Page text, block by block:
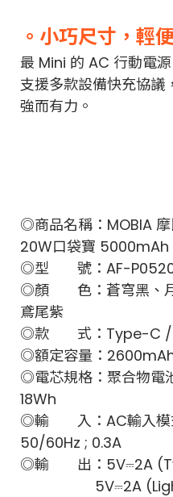
。小巧尺寸，輕
最 Mini 的 AC 行動電
支援多款設備快充協議
強而有力。
◎商品名稱：MOBIA 摩
20W口袋寶 5000mAh
◎型 號：AF-
◎顏 色：蒼穹黑、月
鳶尾紫
◎款 式：Type-C /
◎額定容量：
◎電芯規格：聚合物電
18Wh
◎輸 入：AC輸入模
50/60Hz ; 0.3A
◎輸 出：5V⎓2A
5V⎓2A